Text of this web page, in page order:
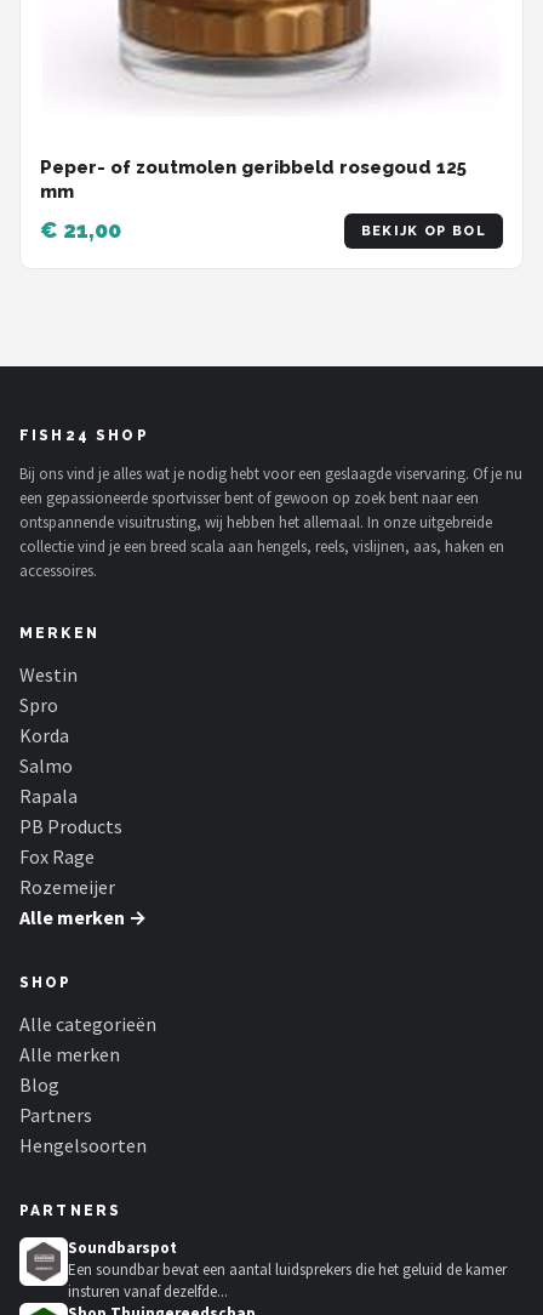
Peper- of zoutmolen geribbeld rosegoud 125
mm
€ 21,00 BEKIJK OP BOL
FISH24 SHOP
Bij ons vind je alles wat je nodig hebt voor een geslaagde viservaring. Of je nu
een gepassioneerde sportvisser bent of gewoon op zoek bent naar een
ontspannende visuitrusting, wij hebben het allemaal. In onze uitgebreide
collectie vind je een breed scala aan hengels, reels, vislijnen, aas, haken en
accessoires.
MERKEN
Westin
Spro
Korda
Salmo
Rapala
PB Products
Fox Rage
Rozemeijer
Alle merken →
SHOP
Alle categorieën
Alle merken
Blog
Partners
Hengelsoorten
PARTNERS
Soundbarspot
Een soundbar bevat een aantal luidsprekers die het geluid de kamer
insturen vanaf dezelfde...